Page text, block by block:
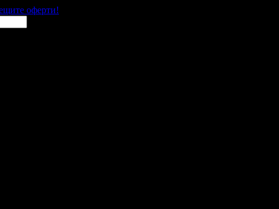
оферти!